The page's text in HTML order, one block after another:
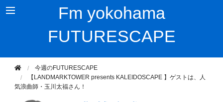
Fm yokohama
FUTURESCAPE
今週のFUTURESCAPE
【LANDMARKTOWER presents KALEIDOSCAPE 】ゲストは、人
気浪曲師・玉川太福さん！